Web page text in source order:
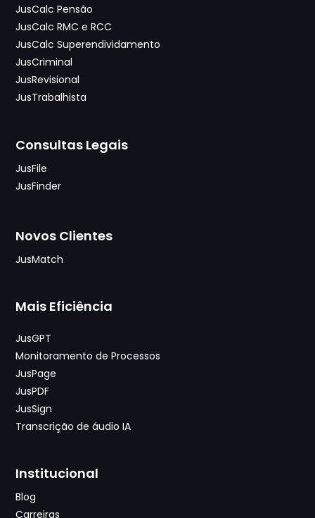
JusCalc Pensão
JusCalc RMC e RCC
JusCalc Superendividamento
JusCriminal
JusRevisional
JusTrabalhista
Consultas Legais
JusFile
JusFinder
Novos Clientes
JusMatch
Mais Eficiência
JusGPT
Monitoramento de Processos
JusPage
JusPDF
JusSign
Transcrição de áudio IA
Institucional
Blog
Carreiras